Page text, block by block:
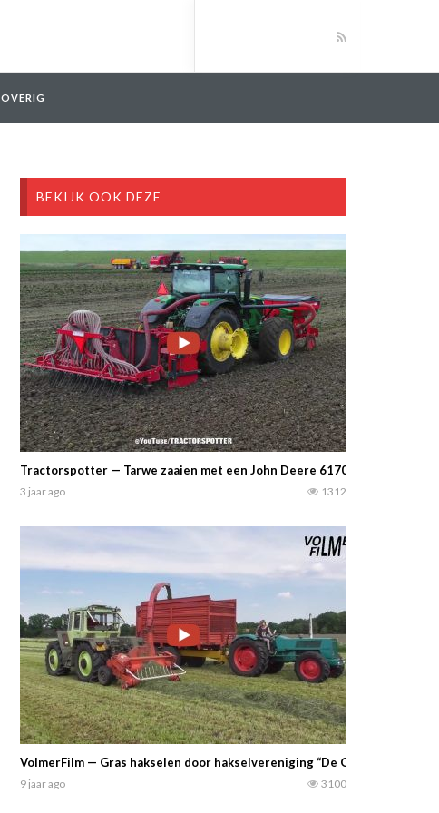
OVERIG
BEKIJK OOK DEZE
Tractorspotter — Tarwe zaaien met een John Deere 6170Rmet een
3 jaar ago 1312
VolmerFilm — Gras hakselen door hakselvereniging “De Glimlach”. 2x
9 jaar ago 3100